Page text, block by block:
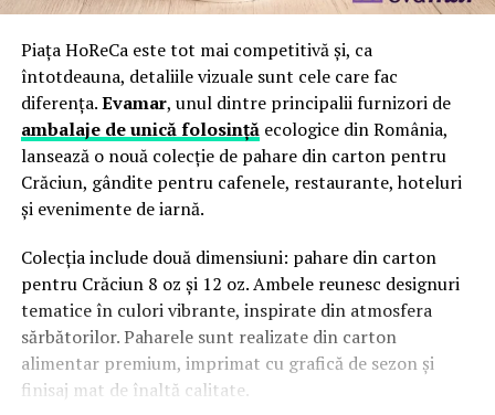
Piața HoReCa este tot mai competitivă și, ca
întotdeauna, detaliile vizuale sunt cele care fac
diferența.Evamar, unul dintre principalii furnizori de
ambalaje de unică folosinţăecologice din România,
lansează o nouă colecție de pahare din carton pentru
Crăciun, gândite pentru cafenele, restaurante, hoteluri
și evenimente de iarnă.
Colecția include două dimensiuni: pahare din carton
pentru Crăciun 8 oz și 12 oz. Ambele reunesc designuri
tematice în culori vibrante, inspirate din atmosfera
sărbătorilor. Paharele sunt realizate din carton
alimentar premium, imprimat cu grafică de sezon și
finisaj mat de înaltă calitate.